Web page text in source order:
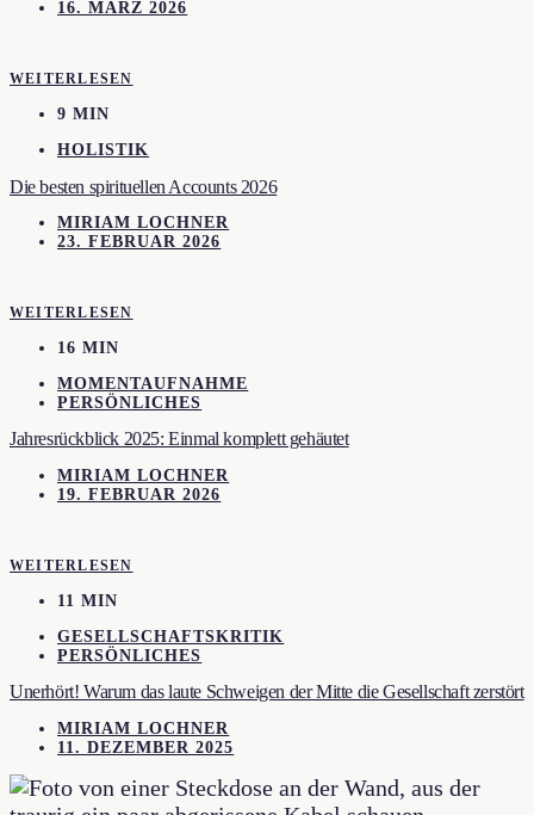
16. MÄRZ 2026
WEITERLESEN
9 MIN
HOLISTIK
Die besten spirituellen Accounts 2026
MIRIAM LOCHNER
23. FEBRUAR 2026
WEITERLESEN
16 MIN
MOMENTAUFNAHME
PERSÖNLICHES
Jahresrückblick 2025: Einmal komplett gehäutet
MIRIAM LOCHNER
19. FEBRUAR 2026
WEITERLESEN
11 MIN
GESELLSCHAFTSKRITIK
PERSÖNLICHES
Unerhört! Warum das laute Schweigen der Mitte die Gesellschaft zerstört
MIRIAM LOCHNER
11. DEZEMBER 2025